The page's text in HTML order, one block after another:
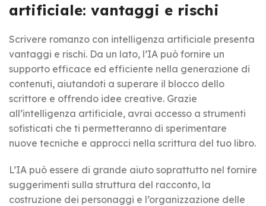
artificiale: vantaggi e rischi
Scrivere romanzo con intelligenza artificiale presenta
vantaggi e rischi. Da un lato, l’IA può fornire un
supporto efficace ed efficiente nella generazione di
contenuti, aiutandoti a superare il blocco dello
scrittore e offrendo idee creative. Grazie
all’intelligenza artificiale, avrai accesso a strumenti
sofisticati che ti permetteranno di sperimentare
nuove tecniche e approcci nella scrittura del tuo libro.
L’IA può essere di grande aiuto soprattutto nel fornire
suggerimenti sulla struttura del racconto, la
costruzione dei personaggi e l’organizzazione delle